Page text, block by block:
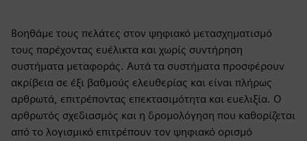
Βοηθάμε τους πελάτες στον ψηφιακό μετασχηματισμό
τους παρέχοντας ευέλικτα και χωρίς συντήρηση
συστήματα μεταφοράς. Αυτά τα συστήματα προσφέρουν
ακρίβεια σε έξι βαθμούς ελευθερίας και είναι πλήρως
αρθρωτά, επιτρέποντας επεκτασιμότητα και ευελιξία. Ο
αρθρωτός σχεδιασμός και η δρομολόγηση που καθορίζεται
από το λογισμικό επιτρέπουν τον ψηφιακό ορισμό